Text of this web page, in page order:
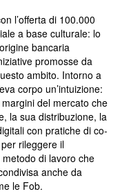
l’offerta di 100.000
a base culturale: lo
bancaria
promosse da
ambito. Intorno a
corpo un’intuizione:
del mercato che
la sua distribuzione, la
con pratiche di co-
rileggere il
di lavoro che
anche da
le Fob.